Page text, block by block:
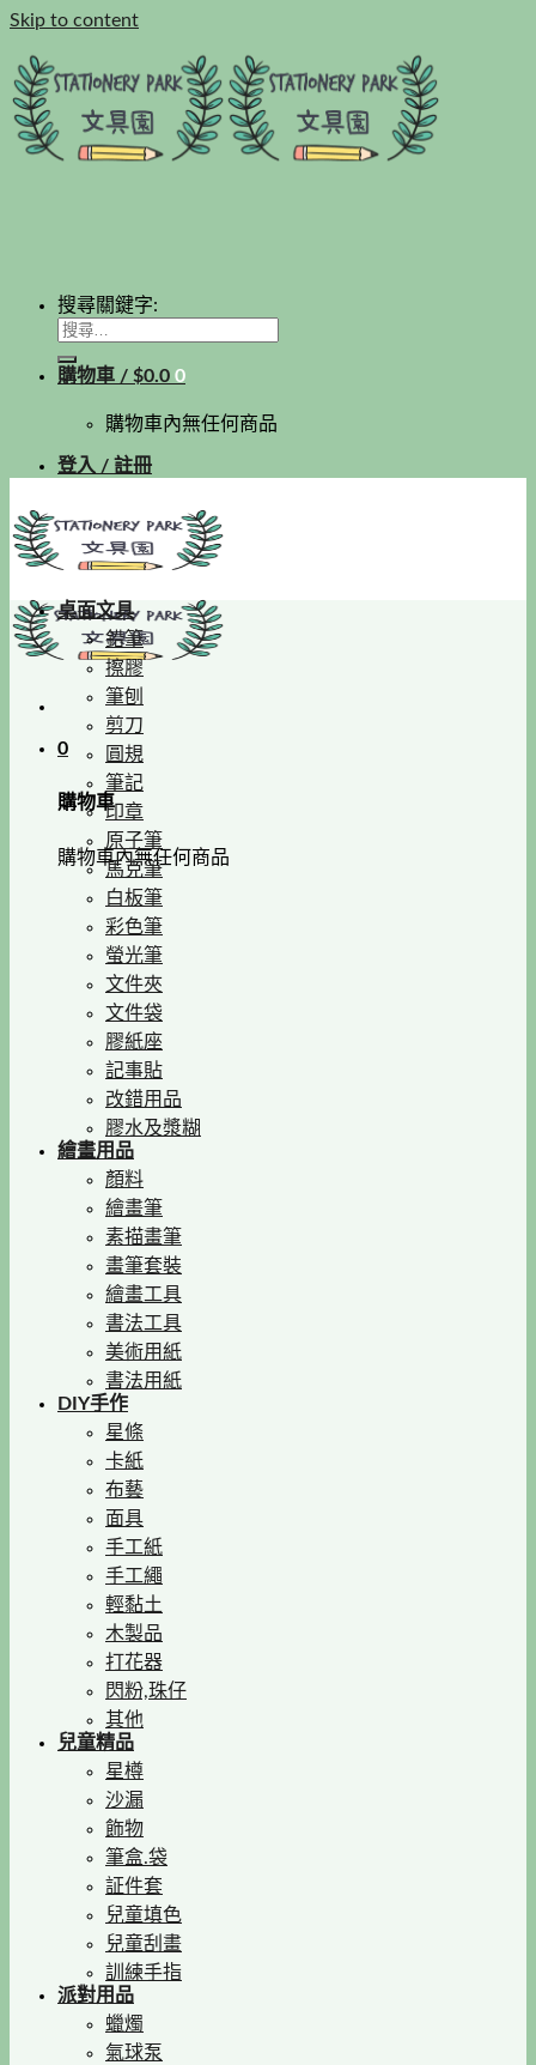
Skip to content
搜尋關鍵字:
購物車 / $0.0 0
購物車內無任何商品
登入 / 註冊
0
購物車
購物車內無任何商品
桌面文具
鉛筆
擦膠
筆刨
剪刀
圓規
筆記
印章
原子筆
馬克筆
白板筆
彩色筆
螢光筆
文件夾
文件袋
膠紙座
記事貼
改錯用品
膠水及漿糊
繪畫用品
顏料
繪畫筆
素描畫筆
畫筆套裝
繪畫工具
書法工具
美術用紙
書法用紙
DIY手作
星條
卡紙
布藝
面具
手工紙
手工繩
輕黏土
木製品
打花器
閃粉,珠仔
其他
兒童精品
星樽
沙漏
飾物
筆盒.袋
証件套
兒童填色
兒童刮畫
訓練手指
派對用品
蠟燭
氣球泵